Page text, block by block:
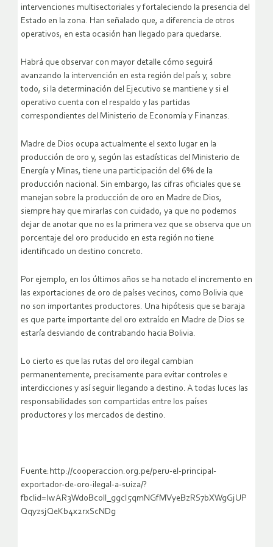
intervenciones multisectoriales y fortaleciendo la presencia del
Estado en la zona. Han señalado que, a diferencia de otros
operativos, en esta ocasión han llegado para quedarse.
Habrá que observar con mayor detalle cómo seguirá
avanzando la intervención en esta región del país y, sobre
todo, si la determinación del Ejecutivo se mantiene y si el
operativo cuenta con el respaldo y las partidas
correspondientes del Ministerio de Economía y Finanzas.
Madre de Dios ocupa actualmente el sexto lugar en la
producción de oro y, según las estadísticas del Ministerio de
Energía y Minas, tiene una participación del 6% de la
producción nacional. Sin embargo, las cifras oficiales que se
manejan sobre la producción de oro en Madre de Dios,
siempre hay que mirarlas con cuidado, ya que no podemos
dejar de anotar que no es la primera vez que se observa que un
porcentaje del oro producido en esta región no tiene
identificado un destino concreto.
Por ejemplo, en los últimos años se ha notado el incremento en
las exportaciones de oro de países vecinos, como Bolivia que
no son importantes productores. Una hipótesis que se baraja
es que parte importante del oro extraído en Madre de Dios se
estaría desviando de contrabando hacia Bolivia.
Lo cierto es que las rutas del oro ilegal cambian
permanentemente, precisamente para evitar controles e
interdicciones y así seguir llegando a destino. A todas luces las
responsabilidades son compartidas entre los países
productores y los mercados de destino.
Fuente:http://cooperaccion.org.pe/peru-el-principal-
exportador-de-oro-ilegal-a-suiza/?
fbclid=IwAR3Wd0Bcoll_ggcI5qmNGfMVyeBzRS7bXWgGjUP
QqyzsjQeKb4x2rxScNDg